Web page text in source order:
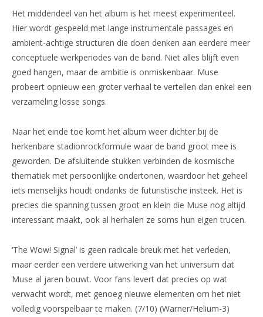
Het middendeel van het album is het meest experimenteel.
Hier wordt gespeeld met lange instrumentale passages en
ambient-achtige structuren die doen denken aan eerdere meer
conceptuele werkperiodes van de band. Niet alles blijft even
goed hangen, maar de ambitie is onmiskenbaar. Muse
probeert opnieuw een groter verhaal te vertellen dan enkel een
verzameling losse songs.
Naar het einde toe komt het album weer dichter bij de
herkenbare stadionrockformule waar de band groot mee is
geworden. De afsluitende stukken verbinden de kosmische
thematiek met persoonlijke ondertonen, waardoor het geheel
iets menselijks houdt ondanks de futuristische insteek. Het is
precies die spanning tussen groot en klein die Muse nog altijd
interessant maakt, ook al herhalen ze soms hun eigen trucen.
‘The Wow! Signal’ is geen radicale breuk met het verleden,
maar eerder een verdere uitwerking van het universum dat
Muse al jaren bouwt. Voor fans levert dat precies op wat
verwacht wordt, met genoeg nieuwe elementen om het niet
volledig voorspelbaar te maken. (7/10) (Warner/Helium-3)